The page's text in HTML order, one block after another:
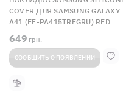
COVER ДЛЯ SAMSUNG GALAXY
A41 (EF-PA415TREGRU) RED
649 грн.
СООБЩИТЬ О ПОЯВЛЕНИИ